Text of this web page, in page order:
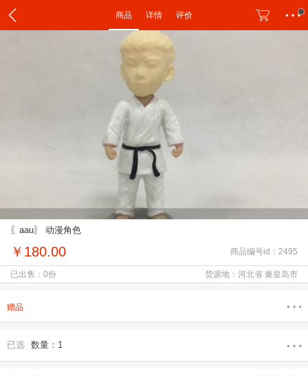
商品 详情 评价
〖aau〗 动漫角色
￥180.00 商品编号id：2495
已出售：0份 货源地：河北省 秦皇岛市
赠品
已选 数量：1